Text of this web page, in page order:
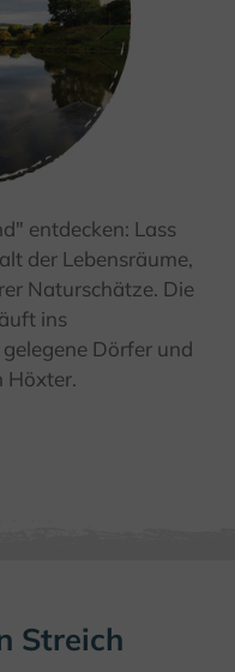
/ K. Krajewski
entdecken: Lass
der Lebensräume,
Naturschätze. Die
ins
Dörfer und
Höxter.
Streich